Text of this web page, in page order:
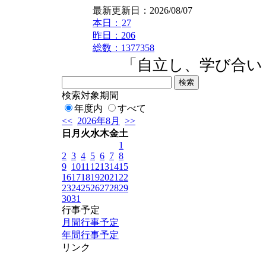
最新更新日：2026/08/07
本日： 27
昨日：206
総数：1377358
「自立し、学び合い
検索対象期間
年度内
すべて
<< 2026年8月
>>
日 月 火水木金土
1
2 3 4 5 6 7 8
9 1011 12131415
161718192021 22
23242526272829
3031
行事予定
月間行事予定
年間行事予定
リンク